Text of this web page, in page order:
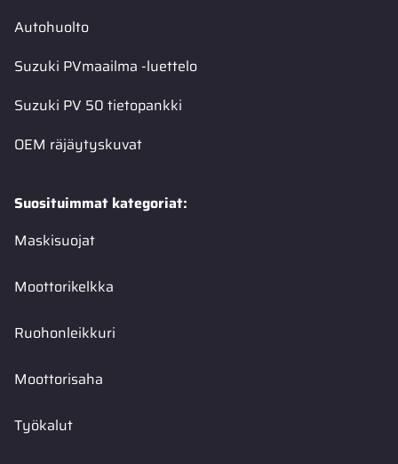
Autohuolto
Suzuki PVmaailma -luettelo
Suzuki PV 50 tietopankki
OEM räjäytyskuvat
Suosituimmat kategoriat:
Maskisuojat
Moottorikelkka
Ruohonleikkuri
Moottorisaha
Työkalut